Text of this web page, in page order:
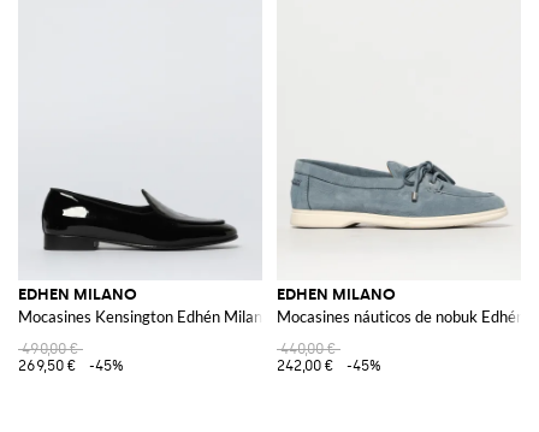
EDHEN MILANO
Mocasines Kensington Edhén Milano de charol
490,00 €
269,50 €
-45%
EDHEN MILANO
Mocasines náuticos de nobuk Edhén
440,00 €
242,00 €
-45%